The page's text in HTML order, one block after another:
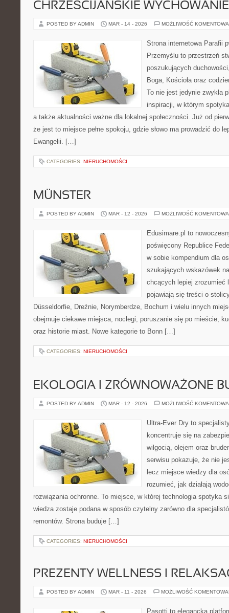
CHRZEŚCIJAŃSKIE
POSTED BY ADMIN MAR - 14 - 2026 MOŻLIWOŚĆ
Strona internetowa Parafii
Przemyślu to przestrzeń
poszukujących
Boga, Kościoła oraz
To nie jest jedynie zwykła
inspiracji, w którym
a także aktualności ważne dla lokalnej społeczności. Już od
że jest to miejsce pełne spokoju, gdzie słowo ma prowadzić do
Ewangelii. […]
CATEGORIES: NIERUCHOMOŚCI
MÜNSTER
POSTED BY ADMIN MAR - 12 - 2026 MOŻLIWOŚĆ
Edusimare.pl to
poświęcony Republice
w sobie kompendium dla
szukających wskazówek
chcących lepiej zrozumieć
pojawiają się treści o
Düsseldorfie, Dreźnie, Norymberdze, Bochum i wielu innych
obejmuje ciekawe miejsca, noclegi, poruszanie się po mieście,
oraz historie miast. Nowe kategorie to Bonn […]
CATEGORIES: NIERUCHOMOŚCI
EKOLOGIA I ZRÓWNOWAŻONE
POSTED BY ADMIN MAR - 12 - 2026 MOŻLIWOŚĆ
Ultra-Ever Dry to
koncentruje się na
wilgocią, olejem oraz
serwisu pokazuje, że nie
lecz miejsce wiedzy dla
rozumieć, jak działają
rozwiązania ochronne. To miejsce, w której technologia spotyka
wiedza zostaje podana w sposób czytelny zarówno dla
remontów. Strona buduje […]
CATEGORIES: NIERUCHOMOŚCI
PREZENTY WELLNESS I
POSTED BY ADMIN MAR - 11 - 2026 MOŻLIWOŚĆ
Pasotti to elegancka